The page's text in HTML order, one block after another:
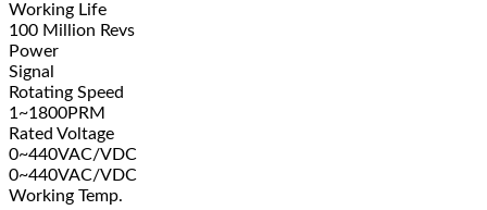
Working Life
100 Million Revs
Power
Signal
Rotating Speed
1~1800PRM
Rated Voltage
0~440VAC/VDC
0~440VAC/VDC
Working Temp.